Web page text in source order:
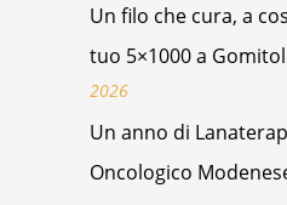
Un filo che cura, a
tuo 5×1000 a
2026
Un anno di
Oncologico